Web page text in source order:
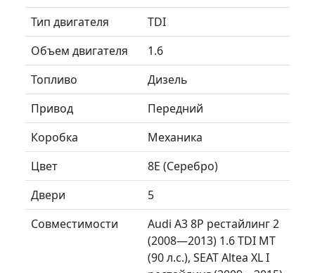
Тип двигателя
TDI
Объем двигателя
1.6
Топливо
Дизель
Привод
Передний
Коробка
Механика
Цвет
8E (Серебро)
Двери
5
Совместимости
Audi A3 8P рестайлинг 2
(2008—2013) 1.6 TDI MT
(90 л.с.), SEAT Altea XL I